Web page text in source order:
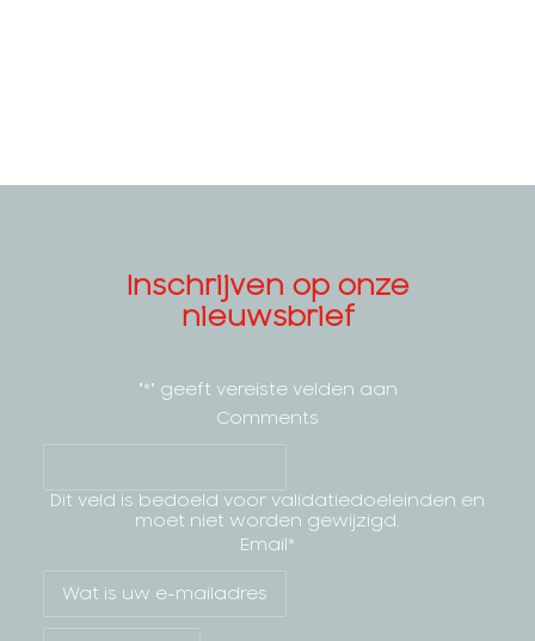
Inschrijven op onze
nieuwsbrief
"*" geeft vereiste velden aan
Comments
Dit veld is bedoeld voor validatiedoeleinden en
moet niet worden gewijzigd.
Email*